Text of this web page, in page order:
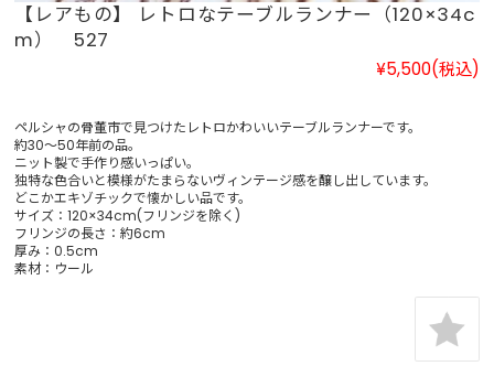
【レアもの】 レトロなテーブルランナー（120×34c
m） 527
¥5,500(税込)
ペルシャの骨董市で見つけたレトロかわいいテーブルランナーです。
約30～50年前の品。
ニット製で手作り感いっぱい。
独特な色合いと模様がたまらないヴィンテージ感を醸し出しています。
どこかエキゾチックで懐かしい品です。
サイズ：120×34cm(フリンジを除く)
フリンジの長さ：約6cm
厚み：0.5cm
素材：ウール